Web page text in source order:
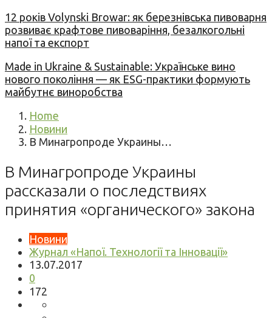
12 років Volynski Browar: як березнівська пивоварня
розвиває крафтове пивоваріння, безалкогольні
напої та експорт
Made in Ukraine & Sustainable: Українське вино
нового покоління — як ESG-практики формують
майбутнє виноробства
Home
Новини
В Минагропроде Украины…
В Минагропроде Украины
рассказали о последствиях
принятия «органического» закона
Новини
Журнал «Напої. Технології та Інновації»
13.07.2017
0
172